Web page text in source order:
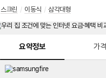
스크린 / 이동식 / 삼각대형
요약정보 가